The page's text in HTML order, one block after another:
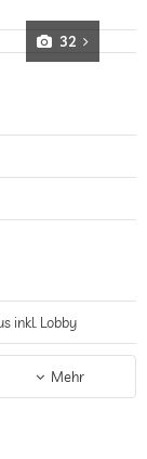
eine erfahrene
von einer
32
inkl. Lobby
Mehr